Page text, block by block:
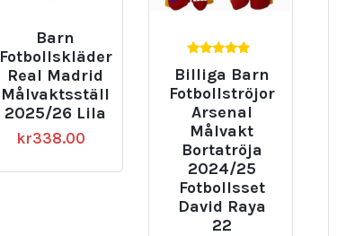
Barn
Fotbollskläder
Real Madrid
Målvaktsställ
2025/26 Lila
kr338.00
av 5
Billiga Barn
Fotbollströjor
Arsenal
Målvakt
Bortatröja
2024/25
Fotbollsset
David Raya
22